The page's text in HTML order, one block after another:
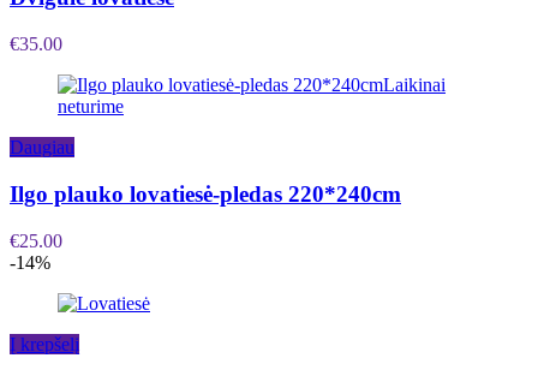
€35.00
Laikinai
neturime
Daugiau
Ilgo plauko lovatiesė-pledas 220*240cm
€25.00
-14%
Į krepšelį